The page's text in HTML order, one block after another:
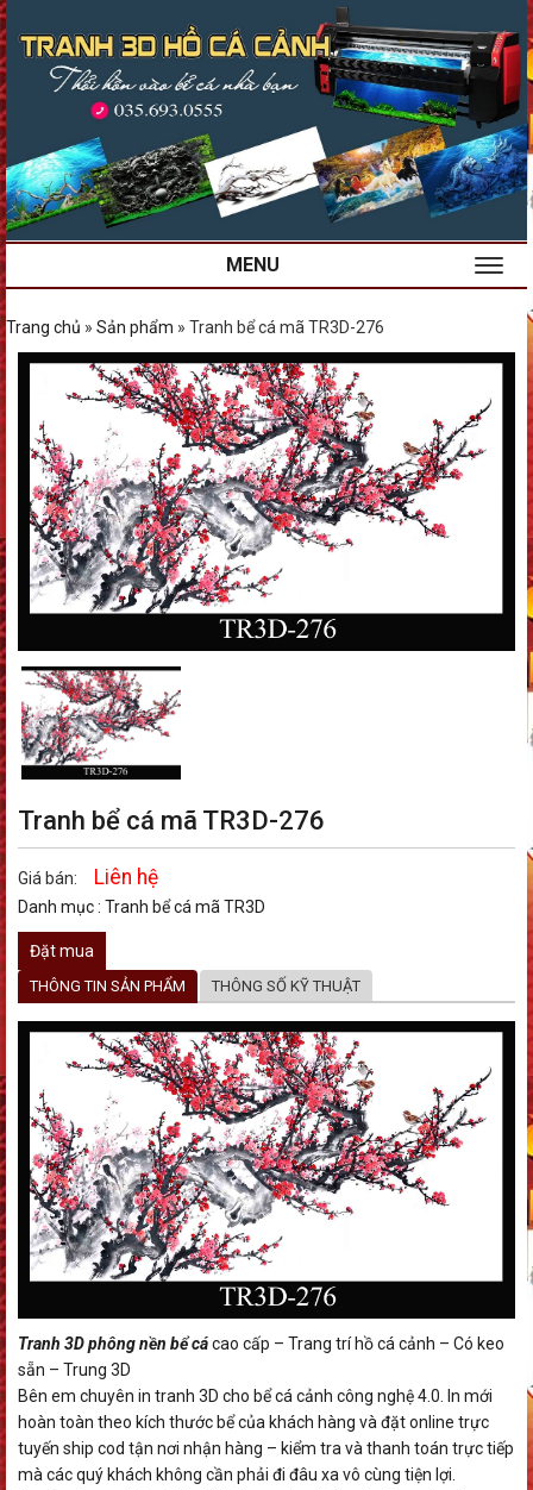
MENU
Trang chủ » Sản phẩm » Tranh bể cá mã TR3D-276
Tranh bể cá mã TR3D-276
Giá bán: Liên hệ
Danh mục : Tranh bể cá mã TR3D
Đặt mua
THÔNG TIN SẢN PHẨM THÔNG SỐ KỸ THUẬT
Tranh 3D phông nền bể cácao cấp – Trang trí hồ cá cảnh – Có keo
sẵn – Trung 3D
Bên em chuyên in tranh 3D cho bể cá cảnh công nghệ 4.0. In mới
hoàn toàn theo kích thước bể của khách hàng và đặt online trực
tuyến ship cod tận nơi nhận hàng – kiểm tra và thanh toán trực tiếp
mà các quý khách không cần phải đi đâu xa vô cùng tiện lợi.